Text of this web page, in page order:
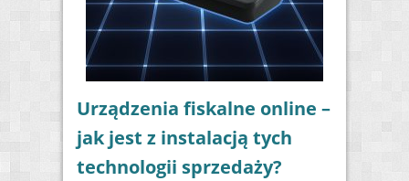
Urządzenia fiskalne online –
jak jest z instalacją tych
technologii sprzedaży?